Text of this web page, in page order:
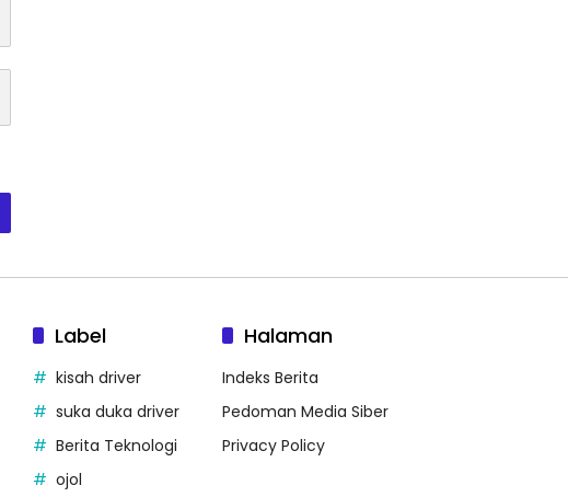
Label
kisah driver
suka duka driver
Berita Teknologi
ojol
Halaman
Indeks Berita
Pedoman Media Siber
Privacy Policy